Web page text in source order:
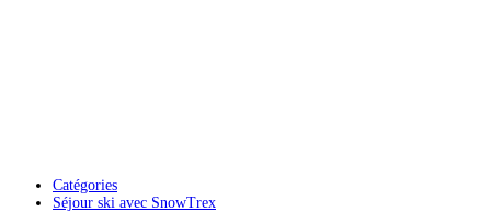
Catégories
Séjour ski avec SnowTrex